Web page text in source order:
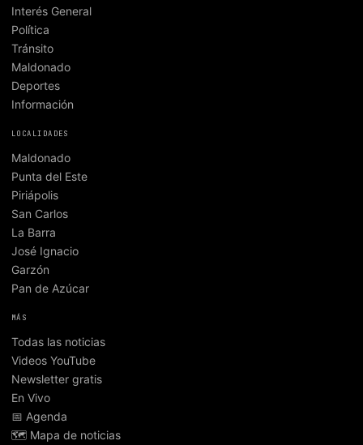
Interés General
Política
Tránsito
Maldonado
Deportes
Información
LOCALIDADES
Maldonado
Punta del Este
Piriápolis
San Carlos
La Barra
José Ignacio
Garzón
Pan de Azúcar
MÁS
Todas las noticias
Videos YouTube
Newsletter gratis
En Vivo
📅 Agenda
🗺️ Mapa de noticias